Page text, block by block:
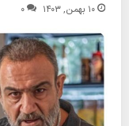
۱۰ بهمن, ۱۴۰۳ ۰